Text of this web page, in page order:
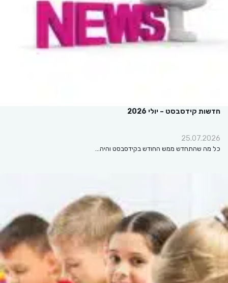
חדשות קידסבסט – יולי 2026
25.07.2026
כל מה שהתחדש ממש החודש בקידסבסט והיה…